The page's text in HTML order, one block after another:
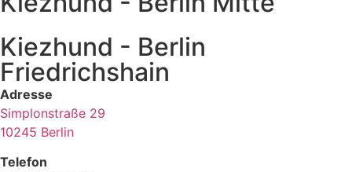
Kiezhund - Berlin
Friedrichshain
Adresse
Simplonstraße 29
10245 Berlin
Telefon